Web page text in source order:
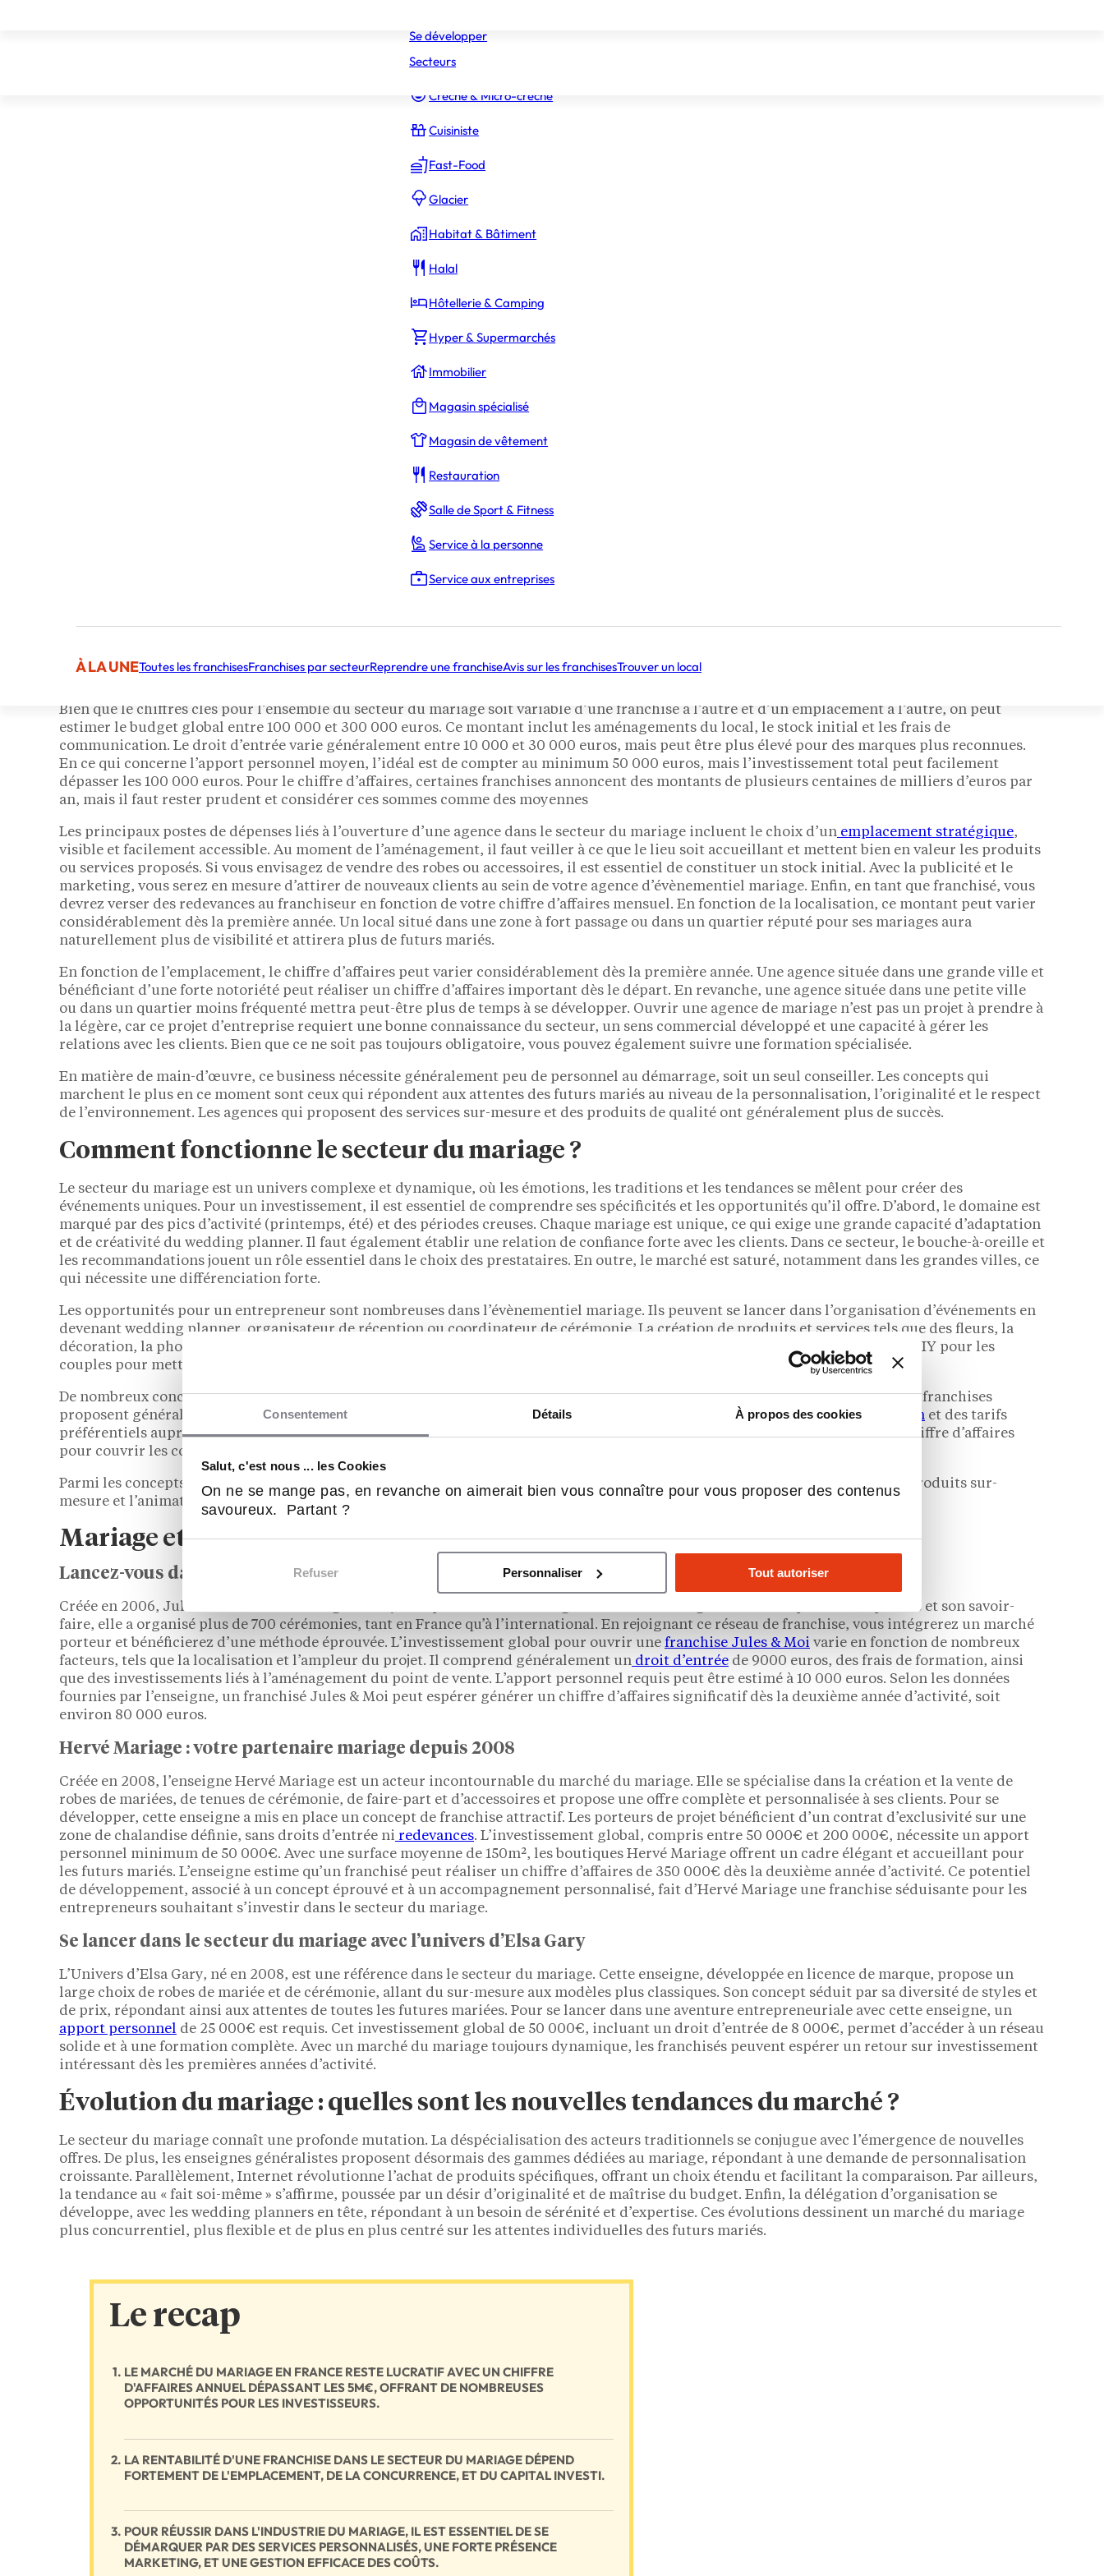
Consentement Détails À propos des cookies
Salut, c'est nous ... les Cookies
On ne se mange pas, en revanche on aimerait bien vous connaître pour vous proposer des contenus
savoureux. Partant ?
Refuser Personnaliser Tout autoriser
Constructeur Piscines & Spas
Crèche & Micro-crèche
Cuisiniste
Fast-Food
Glacier
Habitat & Bâtiment
Halal
Hôtellerie & Camping
Hyper & Supermarchés
Immobilier
Magasin spécialisé
Magasin de vêtement
Restauration
Salle de Sport & Fitness
Service à la personne
Service aux entreprises
À LA UNEToutes les franchisesFranchises par secteurReprendre une franchiseAvis sur les franchisesTrouver un local
Se développer
Secteurs
Alors que le nombre de mariages en France est en constante diminution depuis une décennie, le marché nuptial affiche une santé insolente. Avec
perspectives de croissance intéressantes pour ceux qui souhaitent investir. Mais quels sont les leviers pour tirer profit de ce marché en pleine
La rentabilité d’une franchise dans le secteur du mariage dépend de la taille du local, de la saisonnalité des mariages, du niveau de concurrence et
Bien que le chiffres clés pour l’ensemble du secteur du mariage soit variable d’une franchise à l’autre et d’un emplacement à l’autre, on peut
estimer le budget global entre 100 000 et 300 000 euros. Ce montant inclut les aménagements du local, le stock initial et les frais de
communication. Le droit d’entrée varie généralement entre 10 000 et 30 000 euros, mais peut être plus élevé pour des marques plus reconnues.
En ce qui concerne l’apport personnel moyen, l’idéal est de compter au minimum 50 000 euros, mais l’investissement total peut facilement
dépasser les 100 000 euros. Pour le chiffre d’affaires, certaines franchises annoncent des montants de plusieurs centaines de milliers d’euros par
an, mais il faut rester prudent et considérer ces sommes comme des moyennes
Les principaux postes de dépenses liés à l’ouverture d’une agence dans le secteur du mariage incluent le choix d’un emplacement stratégique,
visible et facilement accessible. Au moment de l’aménagement, il faut veiller à ce que le lieu soit accueillant et mettent bien en valeur les produits
ou services proposés. Si vous envisagez de vendre des robes ou accessoires, il est essentiel de constituer un stock initial. Avec la publicité et le
marketing, vous serez en mesure d’attirer de nouveaux clients au sein de votre agence d’évènementiel mariage. Enfin, en tant que franchisé, vous
devrez verser des redevances au franchiseur en fonction de votre chiffre d’affaires mensuel. En fonction de la localisation, ce montant peut varier
considérablement dès la première année. Un local situé dans une zone à fort passage ou dans un quartier réputé pour ses mariages aura
naturellement plus de visibilité et attirera plus de futurs mariés.
En fonction de l’emplacement, le chiffre d’affaires peut varier considérablement dès la première année. Une agence située dans une grande ville et
bénéficiant d’une forte notoriété peut réaliser un chiffre d’affaires important dès le départ. En revanche, une agence située dans une petite ville
ou dans un quartier moins fréquenté mettra peut-être plus de temps à se développer. Ouvrir une agence de mariage n’est pas un projet à prendre à
la légère, car ce projet d’entreprise requiert une bonne connaissance du secteur, un sens commercial développé et une capacité à gérer les
relations avec les clients. Bien que ce ne soit pas toujours obligatoire, vous pouvez également suivre une formation spécialisée.
En matière de main-d’œuvre, ce business nécessite généralement peu de personnel au démarrage, soit un seul conseiller. Les concepts qui
marchent le plus en ce moment sont ceux qui répondent aux attentes des futurs mariés au niveau de la personnalisation, l’originalité et le respect
de l’environnement. Les agences qui proposent des services sur-mesure et des produits de qualité ont généralement plus de succès.
Comment fonctionne le secteur du mariage ?
Le secteur du mariage est un univers complexe et dynamique, où les émotions, les traditions et les tendances se mêlent pour créer des
événements uniques. Pour un investissement, il est essentiel de comprendre ses spécificités et les opportunités qu’il offre. D’abord, le domaine est
marqué par des pics d’activité (printemps, été) et des périodes creuses. Chaque mariage est unique, ce qui exige une grande capacité d’adaptation
et de créativité du wedding planner. Il faut également établir une relation de confiance forte avec les clients. Dans ce secteur, le bouche-à-oreille et
les recommandations jouent un rôle essentiel dans le choix des prestataires. En outre, le marché est saturé, notamment dans les grandes villes, ce
qui nécessite une différenciation forte.
Les opportunités pour un entrepreneur sont nombreuses dans l’évènementiel mariage. Ils peuvent se lancer dans l’organisation d’événements en
devenant wedding planner, organisateur de réception ou coordinateur de cérémonie. La création de produits et services tels que des fleurs, la
décoration, la photographie, la vidéo, l’animation, et la location de matériel. A savoir qu’il existe des formations et des ateliers DIY pour les
couples pour mettre toutes les chances de succès de votre côté.
De nombreux concepts clés en main existent dans le secteur du mariage, offrant aux entrepreneurs un cadre prêt à l’emploi. Ces franchises
proposent généralement une marque reconnue, un accompagnement personnalisé, un soutien dans la création dubusiness plan et des tarifs
préférentiels auprès des fournisseurs. En contrepartie de ces avantages, un franchisé verse généralement un pourcentage du chiffre d’affaires
pour couvrir les coûts de marketing, de développement et d’assistance, ainsi que des royalties sur les achats.
Parmi les concepts les plus performants il y a l’organisation d’événements clés en main, la location de matériel, la création de produits sur-
mesure et l’animation.
Mariage et wedding planner : quelles franchises pour se lancer ?
Lancez-vous dans l’événementiel mariage avec Jules & Moi
Créée en 2006, Jules & Moi est une enseigne française spécialisée dans l’organisation de mariages. Reconnue pour son expertise et son savoir-
faire, elle a organisé plus de 700 cérémonies, tant en France qu’à l’international. En rejoignant ce réseau de franchise, vous intégrerez un marché
porteur et bénéficierez d’une méthode éprouvée. L’investissement global pour ouvrir une franchise Jules & Moi varie en fonction de nombreux
facteurs, tels que la localisation et l’ampleur du projet. Il comprend généralement un droit d’entrée de 9000 euros, des frais de formation, ainsi
que des investissements liés à l’aménagement du point de vente. L’apport personnel requis peut être estimé à 10 000 euros. Selon les données
fournies par l’enseigne, un franchisé Jules & Moi peut espérer générer un chiffre d’affaires significatif dès la deuxième année d’activité, soit
environ 80 000 euros.
Hervé Mariage : votre partenaire mariage depuis 2008
Créée en 2008, l’enseigne Hervé Mariage est un acteur incontournable du marché du mariage. Elle se spécialise dans la création et la vente de
robes de mariées, de tenues de cérémonie, de faire-part et d’accessoires et propose une offre complète et personnalisée à ses clients. Pour se
développer, cette enseigne a mis en place un concept de franchise attractif. Les porteurs de projet bénéficient d’un contrat d’exclusivité sur une
zone de chalandise définie, sans droits d’entrée ni redevances. L’investissement global, compris entre 50 000€ et 200 000€, nécessite un apport
personnel minimum de 50 000€. Avec une surface moyenne de 150m², les boutiques Hervé Mariage offrent un cadre élégant et accueillant pour
les futurs mariés. L’enseigne estime qu’un franchisé peut réaliser un chiffre d’affaires de 350 000€ dès la deuxième année d’activité. Ce potentiel
de développement, associé à un concept éprouvé et à un accompagnement personnalisé, fait d’Hervé Mariage une franchise séduisante pour les
entrepreneurs souhaitant s’investir dans le secteur du mariage.
Se lancer dans le secteur du mariage avec l’univers d’Elsa Gary
L’Univers d’Elsa Gary, né en 2008, est une référence dans le secteur du mariage. Cette enseigne, développée en licence de marque, propose un
large choix de robes de mariée et de cérémonie, allant du sur-mesure aux modèles plus classiques. Son concept séduit par sa diversité de styles et
de prix, répondant ainsi aux attentes de toutes les futures mariées. Pour se lancer dans une aventure entrepreneuriale avec cette enseigne, un
apport personnel de 25 000€ est requis. Cet investissement global de 50 000€, incluant un droit d’entrée de 8 000€, permet d’accéder à un réseau
solide et à une formation complète. Avec un marché du mariage toujours dynamique, les franchisés peuvent espérer un retour sur investissement
intéressant dès les premières années d’activité.
Évolution du mariage : quelles sont les nouvelles tendances du marché ?
Le secteur du mariage connaît une profonde mutation. La déspécialisation des acteurs traditionnels se conjugue avec l’émergence de nouvelles
offres. De plus, les enseignes généralistes proposent désormais des gammes dédiées au mariage, répondant à une demande de personnalisation
croissante. Parallèlement, Internet révolutionne l’achat de produits spécifiques, offrant un choix étendu et facilitant la comparaison. Par ailleurs,
la tendance au « fait soi-même » s’affirme, poussée par un désir d’originalité et de maîtrise du budget. Enfin, la délégation d’organisation se
développe, avec les wedding planners en tête, répondant à un besoin de sérénité et d’expertise. Ces évolutions dessinent un marché du mariage
plus concurrentiel, plus flexible et de plus en plus centré sur les attentes individuelles des futurs mariés.
Le recap
LE MARCHÉ DU MARIAGE EN FRANCE RESTE LUCRATIF AVEC UN CHIFFRE
D'AFFAIRES ANNUEL DÉPASSANT LES 5M€, OFFRANT DE NOMBREUSES
OPPORTUNITÉS POUR LES INVESTISSEURS.
LA RENTABILITÉ D'UNE FRANCHISE DANS LE SECTEUR DU MARIAGE DÉPEND
FORTEMENT DE L'EMPLACEMENT, DE LA CONCURRENCE, ET DU CAPITAL INVESTI.
POUR RÉUSSIR DANS L'INDUSTRIE DU MARIAGE, IL EST ESSENTIEL DE SE
DÉMARQUER PAR DES SERVICES PERSONNALISÉS, UNE FORTE PRÉSENCE
MARKETING, ET UNE GESTION EFFICACE DES COÛTS.